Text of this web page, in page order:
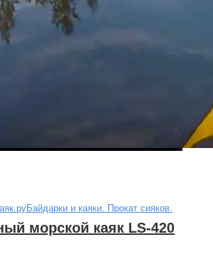
Байдарки и каяки. Прокат сияков.
морской каяк LS-420